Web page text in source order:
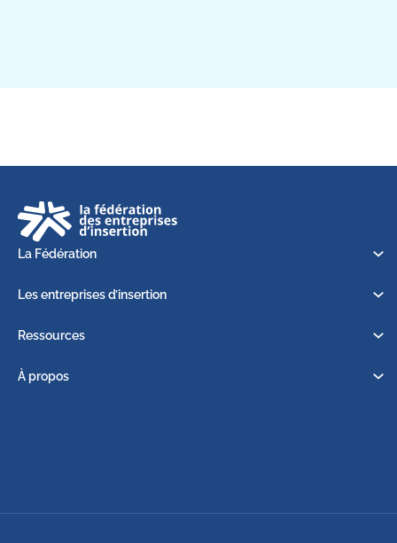
La Fédération
Les entreprises d’insertion
Ressources
À propos